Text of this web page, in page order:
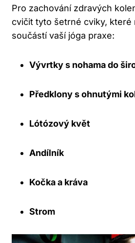
Pro zachování zdravých
cvičit tyto šetrné cviky, které
součástí vaší jóga praxe:
Vývrtky s nohama do
Předklony s ohnutými
Lótózový květ
Andílník
Kočka a kráva
Strom